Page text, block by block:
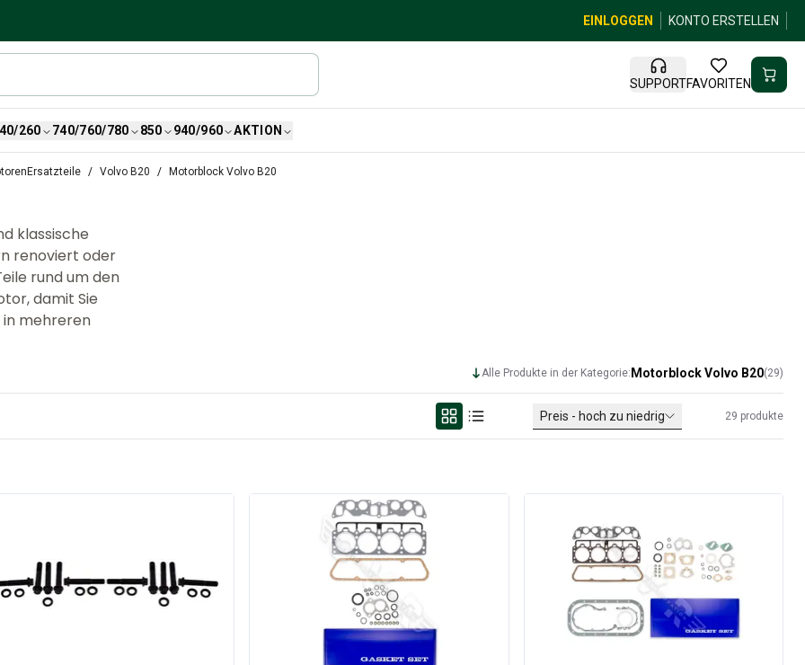
EINLOGGEN KONTO ERSTELLEN
SUPPORTFAVORITEN
260 740/760/780 850 940/960 AKTION
Volvo B20 Motorblock Volvo B20
klassische
renoviert oder
rund um den
damit Sie
in mehreren
Alle Produkte in der Kategorie: Motorblock Volvo B20(29)
Preis - hoch zu niedrig 29 produkte